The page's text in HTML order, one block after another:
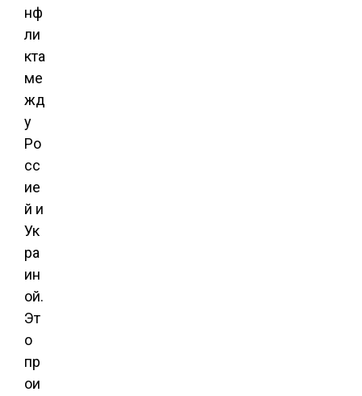
нф
ли
кта
ме
жд
у
Ро
сс
ие
й и
Ук
ра
ин
ой.
Эт
о
пр
ои